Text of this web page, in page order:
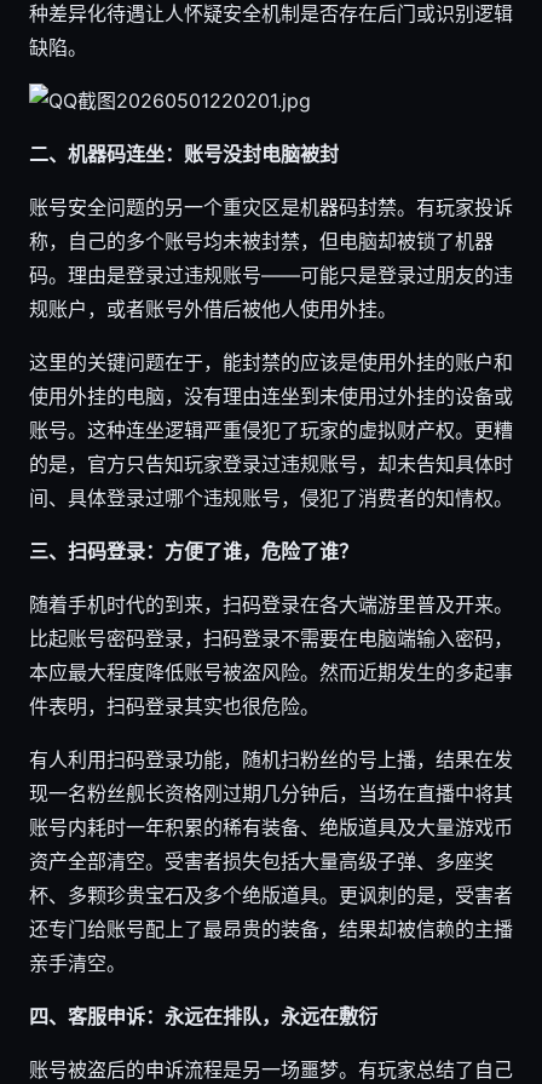
种差异化待遇让人怀疑安全机制是否存在后门或识别逻辑
缺陷。
二、机器码连坐：账号没封电脑被封
账号安全问题的另一个重灾区是机器码封禁。有玩家投诉
称，自己的多个账号均未被封禁，但电脑却被锁了机器
码。理由是登录过违规账号——可能只是登录过朋友的违
规账户，或者账号外借后被他人使用外挂。
这里的关键问题在于，能封禁的应该是使用外挂的账户和
使用外挂的电脑，没有理由连坐到未使用过外挂的设备或
账号。这种连坐逻辑严重侵犯了玩家的虚拟财产权。更糟
的是，官方只告知玩家登录过违规账号，却未告知具体时
间、具体登录过哪个违规账号，侵犯了消费者的知情权。
三、扫码登录：方便了谁，危险了谁？
随着手机时代的到来，扫码登录在各大端游里普及开来。
比起账号密码登录，扫码登录不需要在电脑端输入密码，
本应最大程度降低账号被盗风险。然而近期发生的多起事
件表明，扫码登录其实也很危险。
有人利用扫码登录功能，随机扫粉丝的号上播，结果在发
现一名粉丝舰长资格刚过期几分钟后，当场在直播中将其
账号内耗时一年积累的稀有装备、绝版道具及大量游戏币
资产全部清空。受害者损失包括大量高级子弹、多座奖
杯、多颗珍贵宝石及多个绝版道具。更讽刺的是，受害者
还专门给账号配上了最昂贵的装备，结果却被信赖的主播
亲手清空。
四、客服申诉：永远在排队，永远在敷衍
账号被盗后的申诉流程是另一场噩梦。有玩家总结了自己